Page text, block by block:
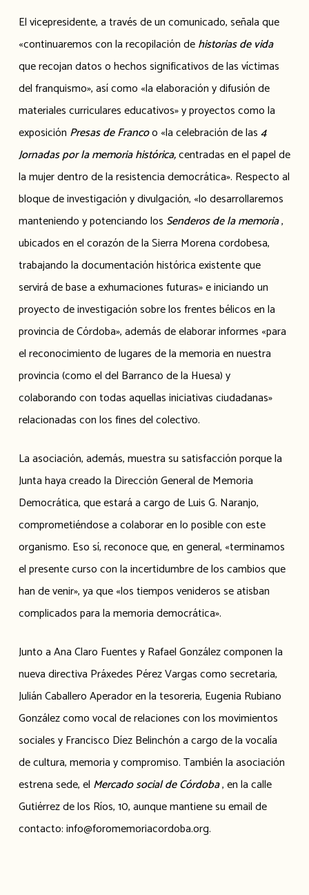
El vicepresidente, a través de un comunicado, señala que
«continuaremos con la recopilación dehistorias de vida
que recojan datos o hechos significativos de las víctimas
del franquismo», así como «la elaboración y difusión de
materiales curriculares educativos» y proyectos como la
exposición Presas de Francoo «la celebración de las4
Jornadas por la memoria histórica,centradas en el papel de
la mujer dentro de la resistencia democrática». Respecto al
bloque de investigación y divulgación, «lo desarrollaremos
manteniendo y potenciando los Senderos de la memoria,
ubicados en el corazón de la Sierra Morena cordobesa,
trabajando la documentación histórica existente que
servirá de base a exhumaciones futuras» e iniciando un
proyecto de investigación sobre los frentes bélicos en la
provincia de Córdoba», además de elaborar informes «para
el reconocimiento de lugares de la memoria en nuestra
provincia (como el del Barranco de la Huesa) y
colaborando con todas aquellas iniciativas ciudadanas»
relacionadas con los fines del colectivo.
La asociación, además, muestra su satisfacción porque la
Junta haya creado la Dirección General de Memoria
Democrática, que estará a cargo de Luis G. Naranjo,
comprometiéndose a colaborar en lo posible con este
organismo. Eso sí, reconoce que, en general, «terminamos
el presente curso con la incertidumbre de los cambios que
han de venir», ya que «los tiempos venideros se atisban
complicados para la memoria democrática».
Junto a Ana Claro Fuentes y Rafael González componen la
nueva directiva Práxedes Pérez Vargas como secretaria,
Julián Caballero Aperador en la tesoreria, Eugenia Rubiano
González como vocal de relaciones con los movimientos
sociales y Francisco Díez Belinchón a cargo de la vocalía
de cultura, memoria y compromiso. También la asociación
estrena sede, el Mercado social de Córdoba, en la calle
Gutiérrez de los Ríos, 10, aunque mantiene su email de
contacto: info@foromemoriacordoba.org.